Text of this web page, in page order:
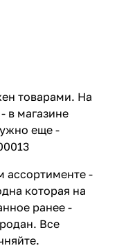
товарами. На
в магазине
еще -
ассортименте -
которая на
ранее -
Все